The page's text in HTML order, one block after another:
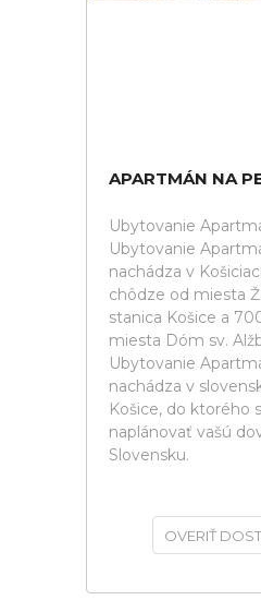
APARTMÁN NA
Ubytovanie
Ubytovanie
nachádza v
chôdze od miesta
stanica Košice a
miesta Dóm sv.
Ubytovanie
nachádza v
Košice, do ktorého
naplánovať vašú
Slovensku.
OVERIŤ